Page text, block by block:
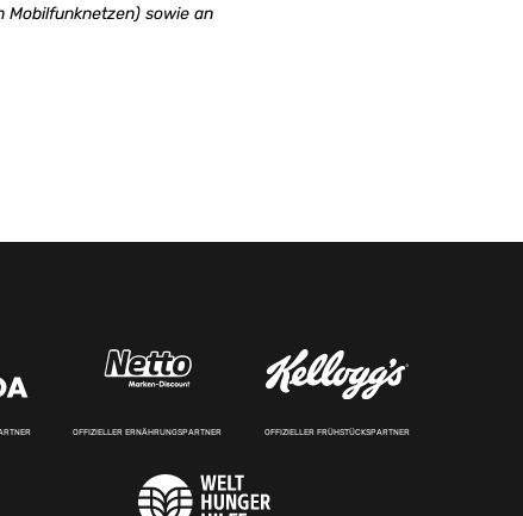
sowie an
OFFIZIELLER ERNÄHRUNGSPARTNER OFFIZIELLER FRÜHSTÜCKSPARTNER